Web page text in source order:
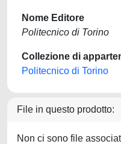
Nome Editore
Politecnico di Torino
Collezione di
Politecnico di Torino
File in questo prodotto:
Non ci sono file